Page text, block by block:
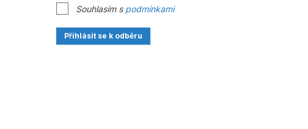
Souhlasím s podmínkami
Přihlásit se k odběru